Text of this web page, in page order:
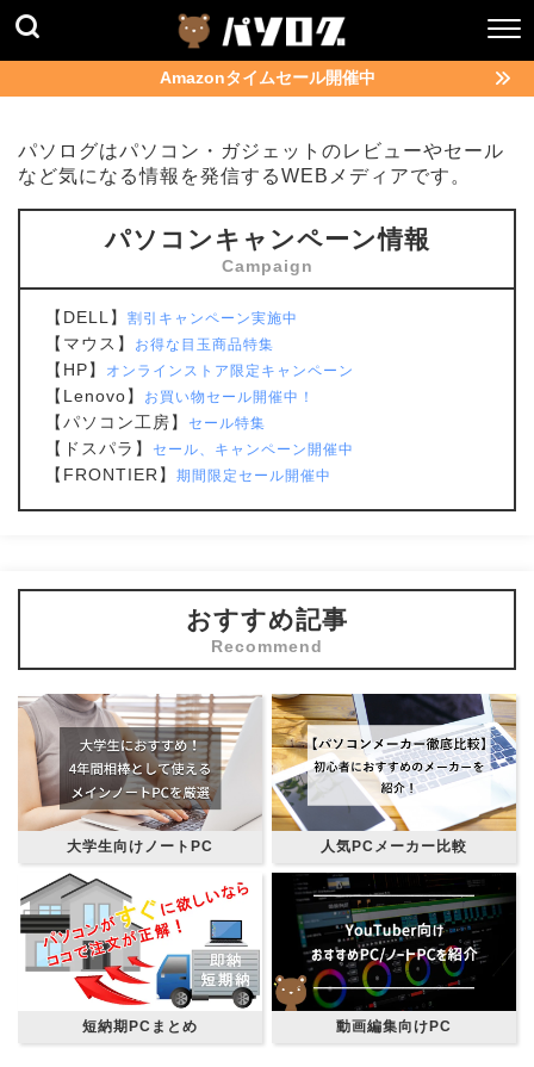
Amazonタイムセール開催中
パソログはパソコン・ガジェットのレビューやセール
など気になる情報を発信するWEBメディアです。
パソコンキャンペーン情報
【DELL】 割引キャンペーン実施中
【マウス】 お得な目玉商品特集
【HP】 オンラインストア限定キャンペーン
【Lenovo】 お買い物セール開催中！
【パソコン工房】 セール特集
【ドスパラ】 セール、キャンペーン開催中
【FRONTIER】 期間限定セール開催中
おすすめ記事
大学生向けノートPC 人気PCメーカー比較
短納期PCまとめ 動画編集向けPC